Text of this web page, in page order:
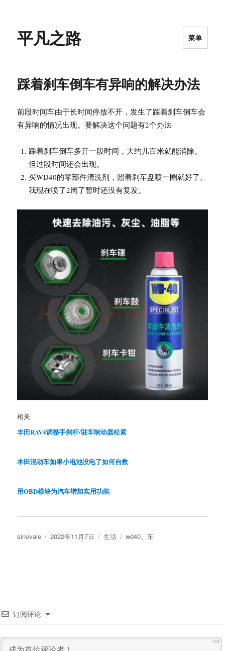
平凡之路 菜单
踩着刹车倒车有异响的解决办法
前段时间车由于长时间停放不开，发生了踩着刹车倒车会
有异响的情况出现。要解决这个问题有2个办法
踩着刹车倒车多开一段时间，大约几百米就能消除。
但过段时间还会出现。
买WD40的零部件清洗剂，照着刹车盘喷一圈就好了。
我现在喷了2周了暂时还没有复发。
相关
丰田RAV4调整手刹杆/驻车制动器松紧
本田混动车如果小电池没电了如何自救
用OBD模块为汽车增加实用功能
作
sinovale
发
2022年11月7日
分
生活
标
wd40、车
订阅评论
140